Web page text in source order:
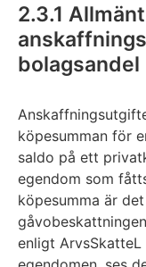
2.3.1
bolagsandel
köpesumman för
saldo på ett
egendom som
köpesumma är
enligt